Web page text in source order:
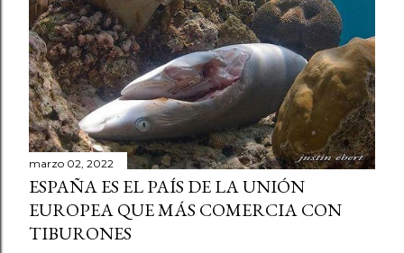
marzo 02, 2022
ESPAÑA ES EL PAÍS DE LA UNIÓN
EUROPEA QUE MÁS COMERCIA CON
TIBURONES